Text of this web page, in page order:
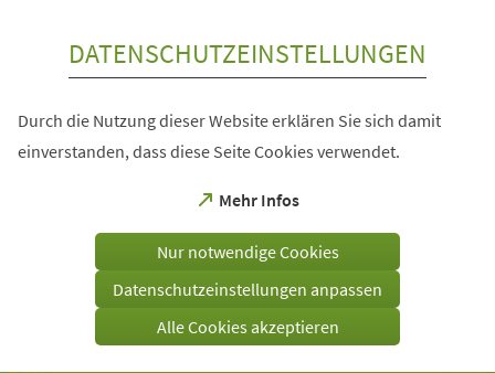
DATENSCHUTZEINSTELLUNGEN
Durch die Nutzung dieser Website erklären Sie sich damit
einverstanden, dass diese Seite Cookies verwendet.
Mehr Infos
(Öffnet
einem
Tab)
Nur notwendige Cookies
Datenschutzeinstellungen anpassen
Alle Cookies akzeptieren